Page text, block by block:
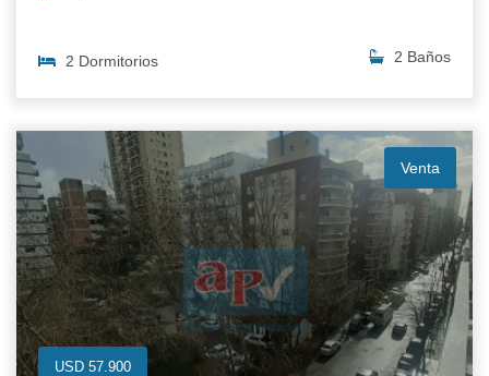
2 Dormitorios 2 Baños
Venta
USD 57.900